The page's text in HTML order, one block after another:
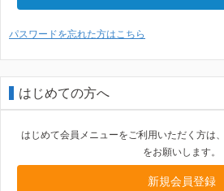
パスワードを忘れた方はこちら
はじめての方へ
はじめて会員メニューをご利用いただく方は
をお願いします。
新規会員登録